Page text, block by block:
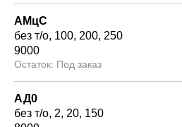
АМцС
без т/о 100 200 250
9000
Под заказ
АД0
без т/о 2 20 150